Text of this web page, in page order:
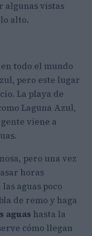
algunas vistas
alto.
todo el mundo
pero este lugar
La playa de
Laguna Azul,
viene a
pero una vez
horas
aguas poco
de remo y haga
aguas hasta la
cómo llegan